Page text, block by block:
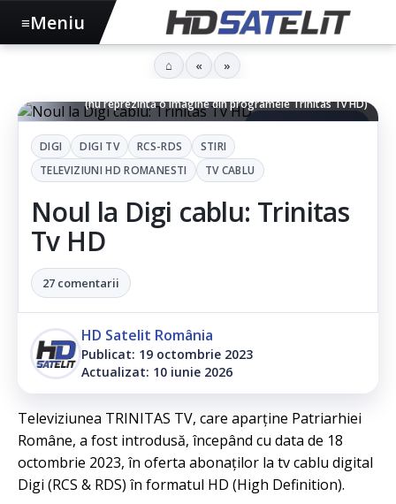
(nu reprezintă o imagine din programele Trinitas Tv HD)
▶ Ascultă articolul
DIGI DIGI TV RCS-RDS
STIRI
TELEVIZIUNI HD ROMANESTI
TV CABLU
Noul la Digi cablu: Trinitas
Tv HD
27 comentarii
HD Satelit România
Publicat: 19 octombrie 2023
Actualizat: 10 iunie 2026
Televiziunea TRINITAS TV, care aparține Patriarhiei
Române, a fost introdusă, începând cu data de 18
octombrie 2023, în oferta abonaților la tv cablu digital
Digi (RCS & RDS) în formatul HD (High Definition).
≡Meniu
⌂ « »